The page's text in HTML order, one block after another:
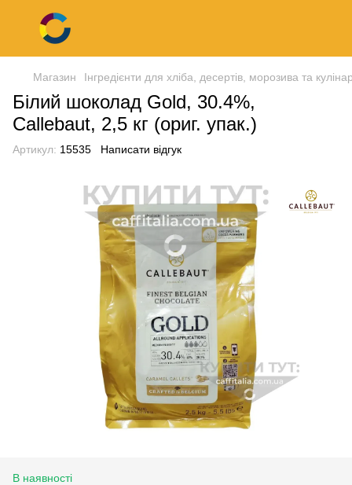
Магазин Інгредієнти для хліба, десертів, морозива та
Білий шоколад Gold, 30.4%,
Callebaut, 2,5 кг (ориг. упак.)
Артикул: 15535 Написати відгук
В наявності